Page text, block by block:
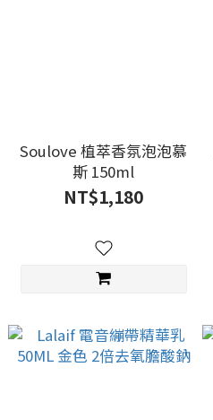
Soulove 植萃香氛泡泡慕
斯 150ml
NT$1,180